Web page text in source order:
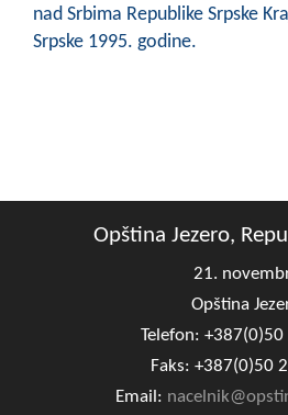
nad Srbima Republike Srpske
Srpske 1995. godine.
Opština Jezero,
21.
Opština
Telefon:
Faks: +387(0)50
Email: